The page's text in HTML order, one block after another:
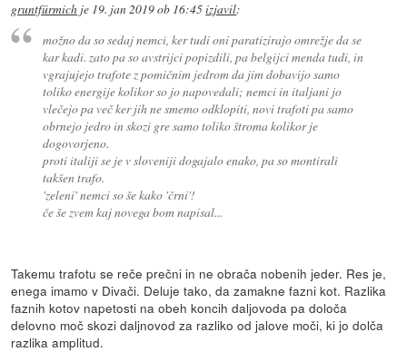
gruntfürmich je 19. jan 2019 ob 16:45izjavil:
možno da so sedaj nemci, ker tudi oni paratizirajo omrežje da se
kar kadi. zato pa so avstrijci popizdili, pa belgijci menda tudi, in
vgrajujejo trafote z pomičnim jedrom da jim dobavijo samo
toliko energije kolikor so jo napovedali; nemci in italjani jo
vlečejo pa več ker jih ne smemo odklopiti, novi trafoti pa samo
obrnejo jedro in skozi gre samo toliko štroma kolikor je
dogovorjeno.
proti italiji se je v sloveniji dogajalo enako, pa so montirali
takšen trafo.
'zeleni' nemci so še kako 'črni'!
če še zvem kaj novega bom napisal...
Takemu trafotu se reče prečni in ne obrača nobenih jeder. Res je,
enega imamo v Divači. Deluje tako, da zamakne fazni kot. Razlika
faznih kotov napetosti na obeh koncih daljovoda pa določa
delovno moč skozi daljnovod za razliko od jalove moči, ki jo dolča
razlika amplitud.